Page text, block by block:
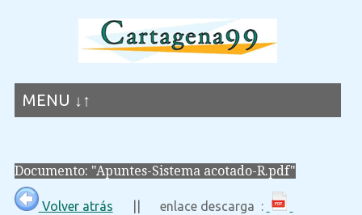
MENU ↓↑
Documento: "Apuntes-Sistema acotado-R.pdf"
Volver atrás || enlace descarga :